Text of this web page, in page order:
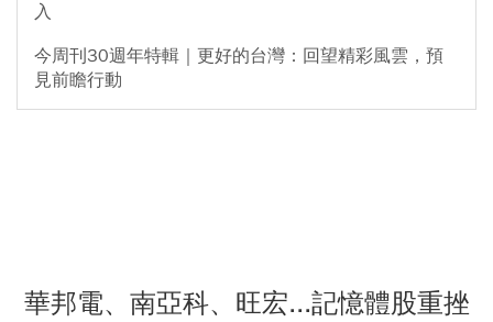
入
今周刊30週年特輯｜更好的台灣：回望精彩風雲，預
見前瞻行動
華邦電、南亞科、旺宏...記憶體股重挫